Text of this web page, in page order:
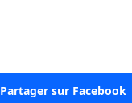
Partager sur Facebook